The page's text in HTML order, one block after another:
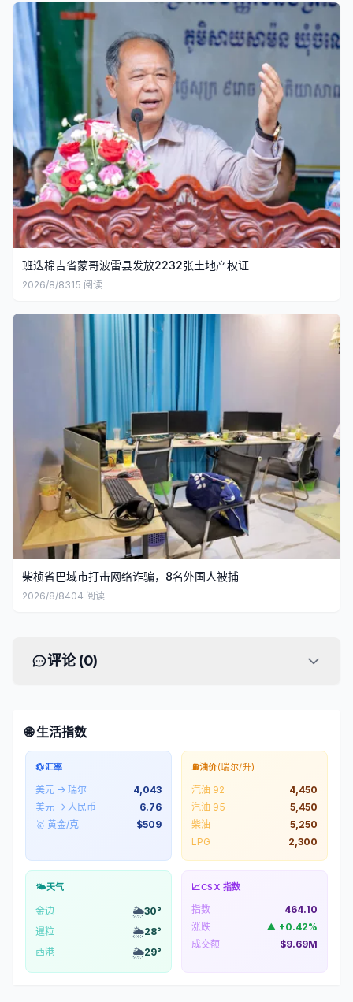
班迭棉吉省蒙哥波雷县发放2232张土地产权证
2026/8/8315 阅读
柴桢省巴域市打击网络诈骗，8名外国人被捕
2026/8/8404 阅读
评论 (0)
🌐 生活指数
💱汇率
美元 → 瑞尔
4,043
美元 → 人民币
6.76
🥇 黄金/克
$509
⛽油价(瑞尔/升)
汽油 92
4,450
汽油 95
5,450
柴油
5,250
LPG
2,300
🌤️天气
金边 🌦️30°
暹粒
🌦️28°
西港
🌦️29°
📈CSX 指数
指数
464.10
涨跌
▲ +0.42%
成交额
$9.69M